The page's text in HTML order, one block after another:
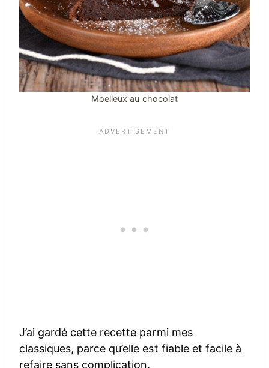
Moelleux au chocolat
J’ai gardé cette recette parmi mes
classiques, parce qu’elle est fiable et facile à
refaire sans complication.